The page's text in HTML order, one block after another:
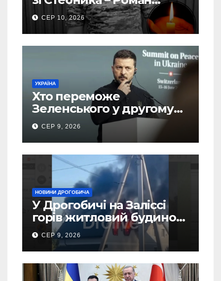
Кучера
СЕР 10, 2026
УКРАЇНА
Хто переможе
Зеленського у другому
турі виборів президента
України – новий рейтинг
SOCIS
СЕР 9, 2026
НОВИНИ ДРОГОБИЧА
У Дрогобичі на Заліссі
горів житловий будинок
(Відео)
СЕР 9, 2026